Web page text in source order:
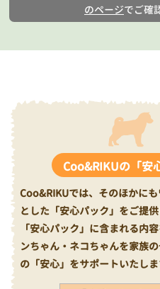
のページでご確
Coo&RIKUの「安
Coo&RIKUでは、そのほかに
とした「安心パック」をご提供
「安心パック」に含まれる内
ンちゃん・ネコちゃんを家族
の「安心」をサポートいたしま